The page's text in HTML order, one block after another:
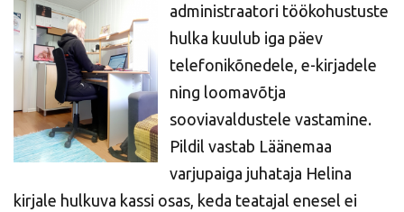
administraatori töökohustuste
hulka kuulub iga päev
telefonikõnedele, e-kirjadele
ning loomavõtja
sooviavaldustele vastamine.
Pildil vastab Läänemaa
varjupaiga juhataja Helina
kirjale hulkuva kassi osas, keda teatajal enesel ei